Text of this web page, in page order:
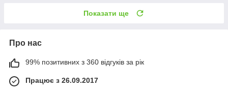
Показати ще
Про нас
99% позитивних з 360 відгуків за рік
Працює з 26.09.2017